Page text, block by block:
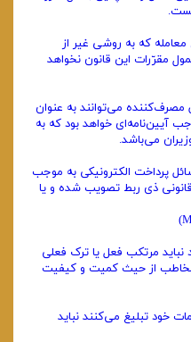
که به روشی غیر از
مقرّرات این قانون نخواهد
مصرف‌کننده می‌توانند به عنوان
آیین‌نامه‌ای خواهد بود که به
می‌باشد.
پرداخت الکترونیکی به موجب
ذی ربط تصویب شده و یا
نباید مرتکب فعل یا ترک فعلی
از حیث کمیت و کیفیت
خود تبلیغ می‌کنند نباید